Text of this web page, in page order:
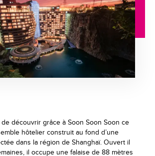
découvrir grâce à Soon Soon Soon ce
hôtelier construit au fond d’une
dans la région de Shanghaï. Ouvert il
il occupe une falaise de 88 mètres